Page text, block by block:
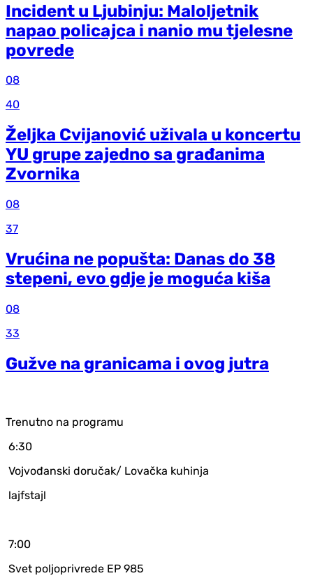
Incident u Ljubinju: Maloljetnik
napao policajca i nanio mu tjelesne
povrede
08
40
Željka Cvijanović uživala u koncertu
YU grupe zajedno sa građanima
Zvornika
08
37
Vrućina ne popušta: Danas do 38
stepeni, evo gdje je moguća kiša
08
33
Gužve na granicama i ovog jutra
Trenutno na programu
6:30
Vojvođanski doručak/ Lovačka kuhinja
lajfstajl
7:00
Svet poljoprivrede EP 985